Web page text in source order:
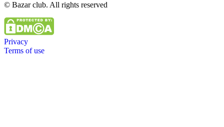
© Bazar club. All rights reserved
Privacy
Terms of use